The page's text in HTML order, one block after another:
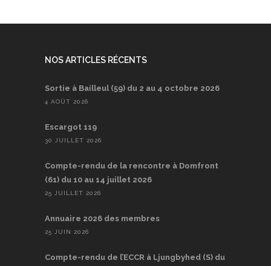
NOS ARTICLES RÉCENTS
Sortie à Bailleul (59) du 2 au 4 octobre 2026
4 AOÛT 2026
Escargot 119
30 JUILLET 2026
Compte-rendu de la rencontre à Domfront
(61) du 10 au 14 juillet 2026
25 JUILLET 2026
Annuaire 2026 des membres
25 JUIN 2026
Compte-rendu de l’ECCR à Ljungbyhed (S) du